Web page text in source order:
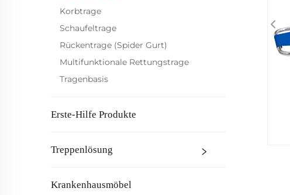
Korbtrage
Schaufeltrage
Rückentrage (Spider Gurt)
Multifunktionale Rettungstrage
Tragenbasis
Erste-Hilfe Produkte
Treppenlösung
Krankenhausmöbel